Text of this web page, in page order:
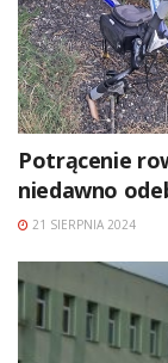
Potrącenie
niedawno
21 SIERPNIA 2024